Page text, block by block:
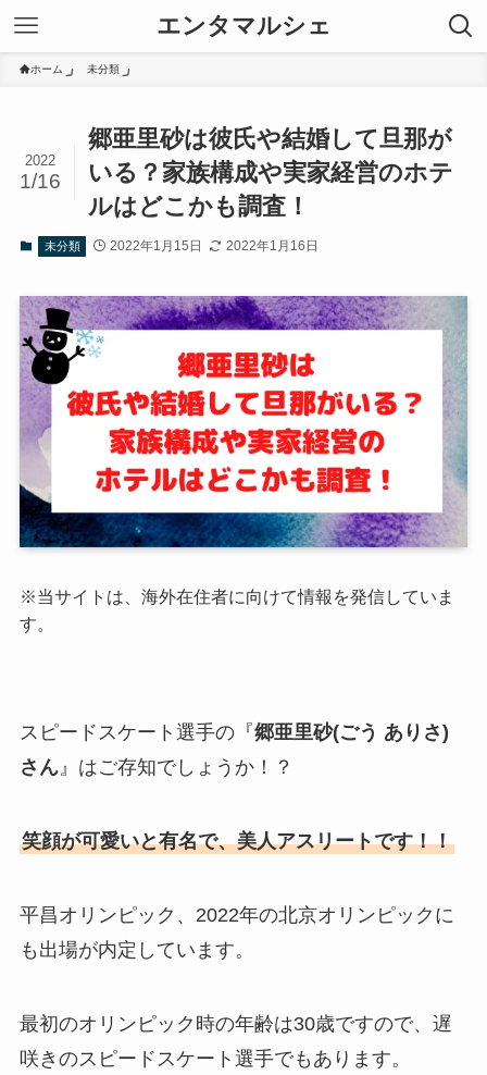
エンタマルシェ
ホーム 未分類
郷亜里砂は彼氏や結婚して旦那が
いる？家族構成や実家経営のホテ
ルはどこかも調査！
2022
1/16
未分類 2022年1月15日 2022年1月16日
※当サイトは、海外在住者に向けて情報を発信していま
す。
スピードスケート選手の『郷亜里砂(ごう ありさ)
さん』はご存知でしょうか！？
笑顔が可愛いと有名で、美人アスリートです！！
平昌オリンピック、2022年の北京オリンピックに
も出場が内定しています。
最初のオリンピック時の年齢は30歳ですので、遅
咲きのスピードスケート選手でもあります。